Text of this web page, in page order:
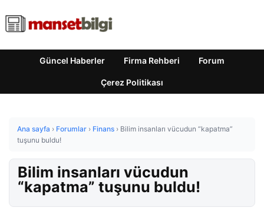
Güncel Haberler Firma Rehberi Forum
Çerez Politikası
Ana sayfa › Forumlar › Finans › Bilim insanları vücudun “kapatma”
tuşunu buldu!
Bilim insanları vücudun
“kapatma” tuşunu buldu!